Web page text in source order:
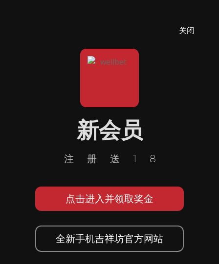
关闭
新会员
注册送18
点击进入并领取奖金
全新手机吉祥坊官方网站